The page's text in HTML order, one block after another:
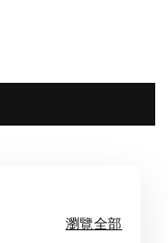
瀏覽全部